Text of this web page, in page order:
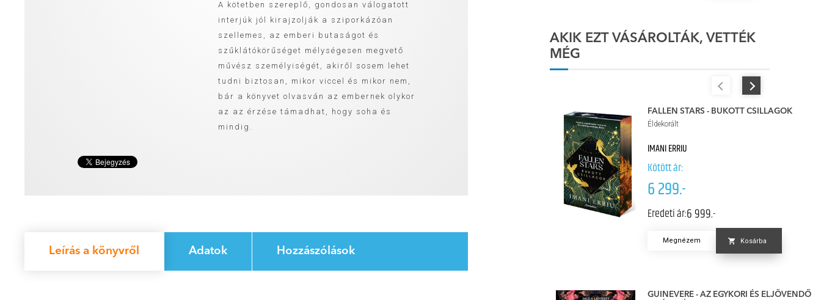
A kötetben szereplő, gondosan válogatott
interjúk jól kirajzolják a sziporkázóan
szellemes, az emberi butaságot és
szűklátókörűséget mélységesen megvető
művész személyiségét, akiről sosem lehet
tudni biztosan, mikor viccel és mikor nem,
bár a könyvet olvasván az embernek olykor
az az érzése támadhat, hogy soha és
mindig.
Leírás a könyvről Adatok Hozzászólások
AKIK EZT VÁSÁROLTÁK, VETTÉK
MÉG
FALLEN STARS - BUKOTT CSILLAGOK
Éldekorált
IMANI ERRIU
Kötött ár:
6 299.-
Eredeti ár:6 999.-
Megnézem Kosárba
GUINEVERE - AZ EGYKORI ÉS ELJÖVENDŐ